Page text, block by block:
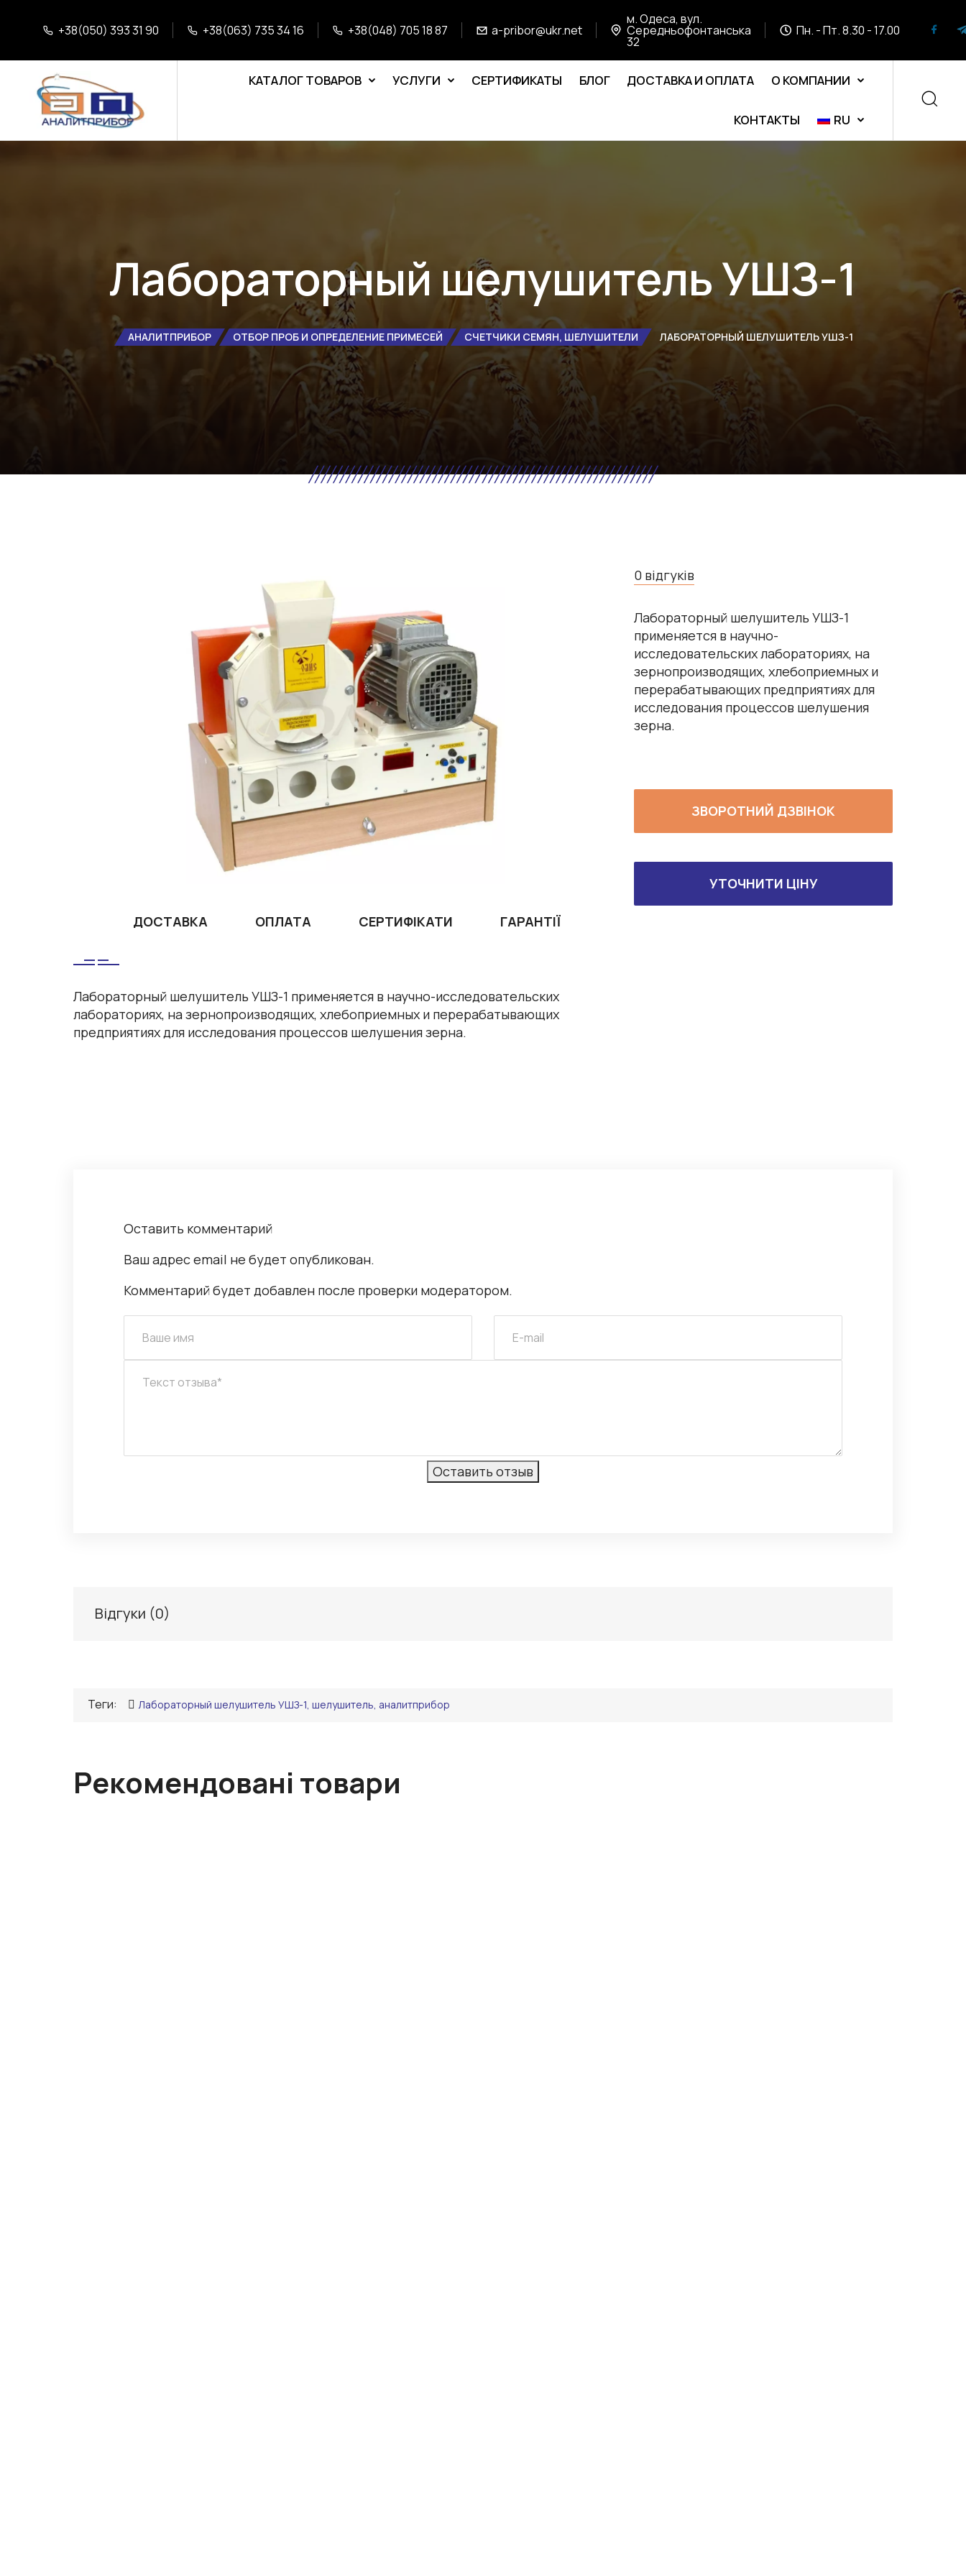
+38(050) 393 31 90 +38(063) 735 34 16 +38(048) 705 18 87 a-pribor@ukr.net
м. Одеса, вул.
Середньофонтанська
32
Пн. - Пт. 8.30 - 17.00
КАТАЛОГ ТОВАРОВ УСЛУГИ СЕРТИФИКАТЫ БЛОГ ДОСТАВКА И ОПЛАТА О КОМПАНИИ
КОНТАКТЫ RU
Лабораторный шелушитель УШЗ-1
АНАЛИТПРИБОР ОТБОР ПРОБ И ОПРЕДЕЛЕНИЕ ПРИМЕСЕЙ СЧЕТЧИКИ СЕМЯН, ШЕЛУШИТЕЛИ ЛАБОРАТОРНЫЙ ШЕЛУШИТЕЛЬ УШЗ-1
ДОСТАВКА ОПЛАТА СЕРТИФІКАТИ ГАРАНТІЇ
Лабораторный шелушитель УШЗ-1 применяется в научно-исследовательских
лабораториях, на зернопроизводящих, хлебоприемных и перерабатывающих
предприятиях для исследования процессов шелушения зерна.
0 відгуків
Лабораторный шелушитель УШЗ-1
применяется в научно-
исследовательских лабораториях, на
зернопроизводящих, хлебоприемных и
перерабатывающих предприятиях для
исследования процессов шелушения
зерна.
ЗВОРОТНИЙ ДЗВІНОК
УТОЧНИТИ ЦІНУ
Оставить комментарий
Ваш адрес email не будет опубликован.
Комментарий будет добавлен после проверки модератором.
Відгуки (0)
Теги: Лабораторный шелушитель УШЗ-1, шелушитель, аналитприбор
Рекомендовані товари